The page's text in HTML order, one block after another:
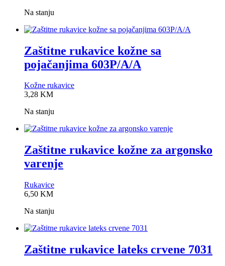
Na stanju
Zaštitne rukavice kožne sa
pojačanjima 603P/A/A
Kožne rukavice
0,0
3,28 KM
Na stanju
Zaštitne rukavice kožne za argonsko
varenje
Rukavice
0,0
6,50 KM
Na stanju
Zaštitne rukavice lateks crvene 7031